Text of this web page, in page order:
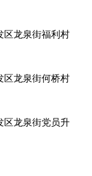
区龙泉街福利村
区龙泉街何桥村
区龙泉街党员升